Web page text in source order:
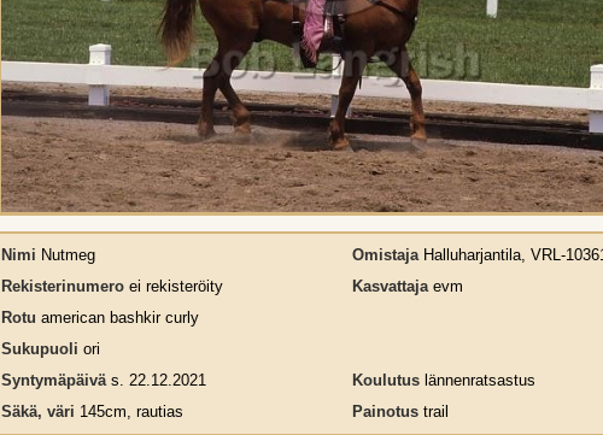
Nimi Nutmeg
Rekisterinumeroei rekisteröity
Rotu american bashkir curly
Sukupuoli ori
Syntymäpäiväs. 22.12.2021
Säkä, väri 145cm, rautias
OmistajaHalluharjantila, VRL-
Kasvattajaevm
Koulutuslännenratsastus
Painotustrail